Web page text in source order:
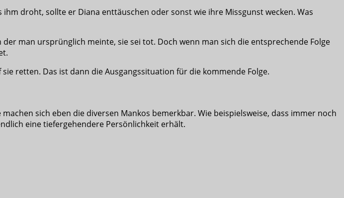
droht, sollte er Diana enttäuschen oder sonst wie ihre Missgunst wecken. Was
man ursprünglich meinte, sie sei tot. Doch wenn man sich die entsprechende Folge
retten. Das ist dann die Ausgangssituation für die kommende Folge.
sich eben die diversen Mankos bemerkbar. Wie beispielsweise, dass immer noch
eine tiefergehendere Persönlichkeit erhält.